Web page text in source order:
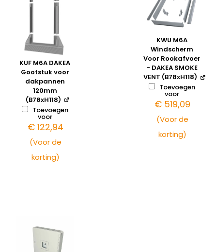
KUF M6A DAKEA
Gootstuk voor
dakpannen
120mm
(B78xH118)
Toevoegen
voor
€122,94
(Voor de
korting)
KWU M6A
Windscherm
Voor Rookafvoer
- DAKEA SMOKE
VENT (B78xH118)
Toevoegen
voor
€ 519,09
(Voor de
korting)